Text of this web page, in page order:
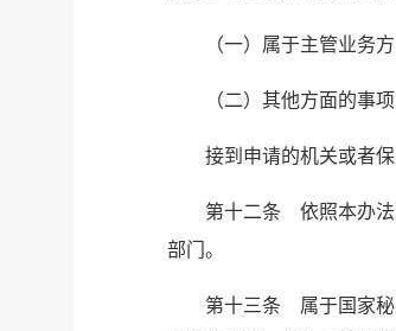
（一）属于主管业务
（二）其他方面的事
接到申请的机关或者
第十二条 依照本办法
部门。
第十三条 属于国家秘